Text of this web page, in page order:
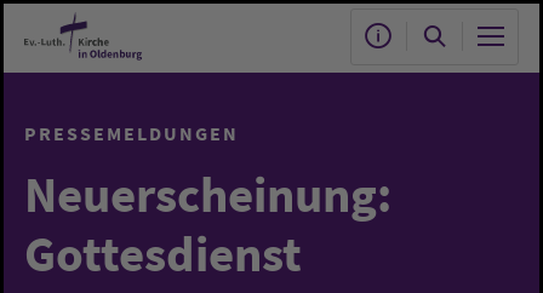
Zum Hauptinhalt springen
PRESSEMELDUNGEN
Neuerscheinung:
Gottesdienst